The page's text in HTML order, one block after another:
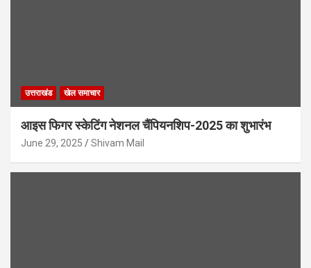
उत्तराखंड खेल समाचार
आइस फिगर स्केटिंग नेशनल चैंपियनशिप-2025 का शुभारंभ
June 29, 2025 Shivam Mail